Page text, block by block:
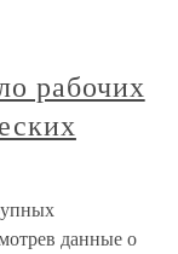
рабочих
данные о